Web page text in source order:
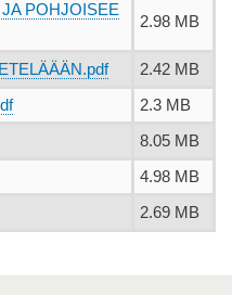
POHJOISEE
2.98 MB
2.42 MB
2.3 MB
8.05 MB
4.98 MB
2.69 MB